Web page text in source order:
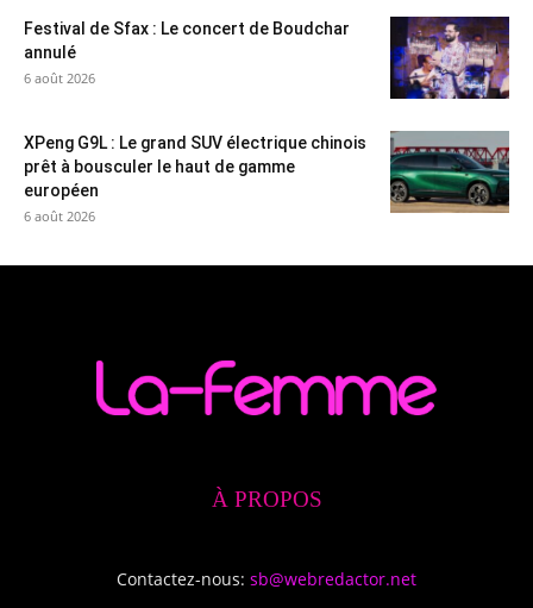
Festival de Sfax : Le concert de Boudchar
annulé
6 août 2026
XPeng G9L : Le grand SUV électrique chinois
prêt à bousculer le haut de gamme
européen
6 août 2026
À PROPOS
Contactez-nous: sb@webredactor.net